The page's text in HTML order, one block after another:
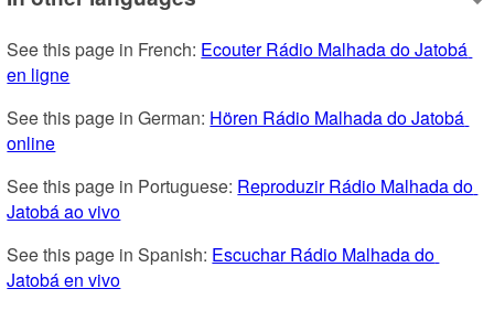
See this page in French: Ecouter Rádio Malhada do Jatobá
en ligne
See this page in German: Hören Rádio Malhada do Jatobá
online
See this page in Portuguese: Reproduzir Rádio Malhada do
Jatobá ao vivo
See this page in Spanish: Escuchar Rádio Malhada do
Jatobá en vivo